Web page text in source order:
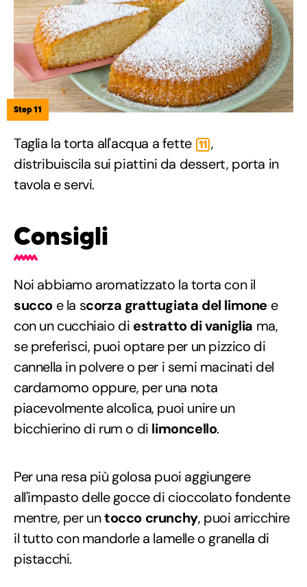
Step 11
Taglia la torta all'acqua a fette 11 ,
distribuiscila sui piattini da dessert, porta in
tavola e servi.
Consigli
Noi abbiamo aromatizzato la torta con il
succo e la scorza grattugiata del limone e
con un cucchiaio di estratto di vaniglia ma,
se preferisci, puoi optare per un pizzico di
cannella in polvere o per i semi macinati del
cardamomo oppure, per una nota
piacevolmente alcolica, puoi unire un
bicchierino di rum o di limoncello.
Per una resa più golosa puoi aggiungere
all'impasto delle gocce di cioccolato fondente
mentre, per untocco crunchy, puoi arricchire
il tutto con mandorle a lamelle o granella di
pistacchi.